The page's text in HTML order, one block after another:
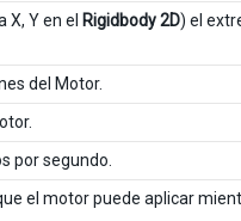
Y en el Rigidbody 2D) el
del Motor.
por segundo.
el motor puede aplicar